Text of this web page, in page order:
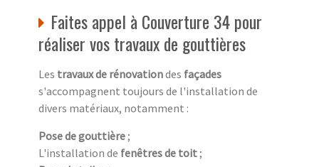
Faites appel à Couverture 34 pour
réaliser vos travaux de gouttières
Les travaux de rénovationdes façades
s'accompagnent toujours de l'installation de
divers matériaux, notamment :
Pose de gouttière;
L'installation de fenêtres de toit;